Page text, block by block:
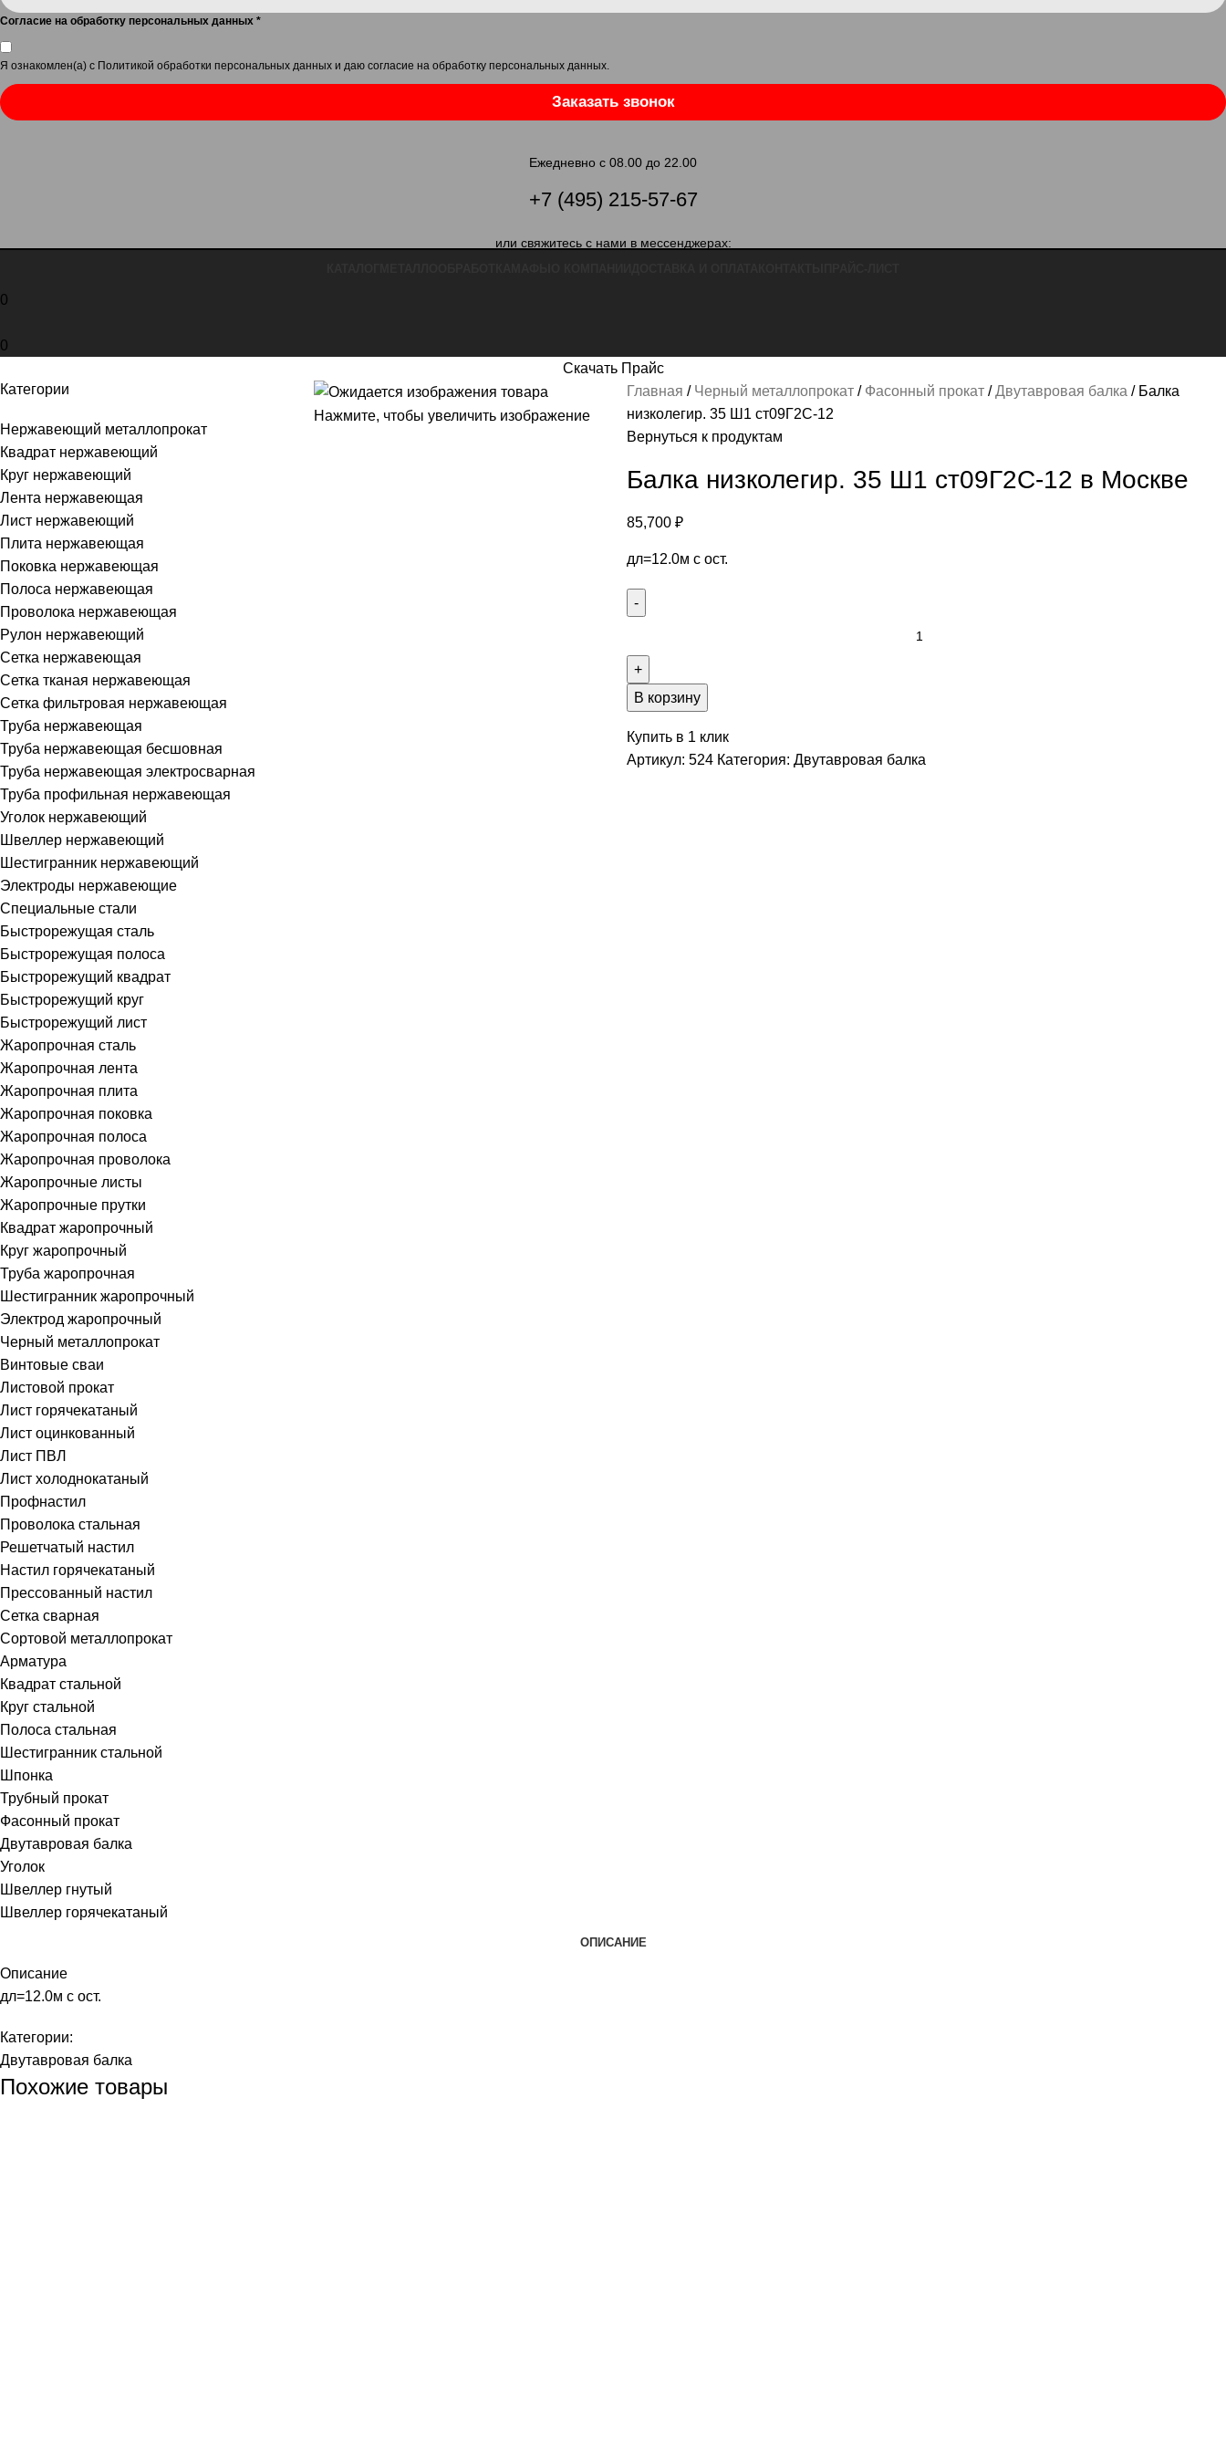
Согласие на обработку персональных данных *
Я ознакомлен(а) с Политикой обработки персональных данных и даю согласие на обработку персональных данных
Заказать звонок
Ежедневно с 08.00 до 22.00
+7 (495) 215-57-67
или свяжитесь с нами в мессенджерах:
0
0
Скачать Прайс
Категории
Нержавеющий металлопрокат
Квадрат нержавеющий
Круг нержавеющий
Лента нержавеющая
Лист нержавеющий
Плита нержавеющая
Поковка нержавеющая
Полоса нержавеющая
Проволока нержавеющая
Рулон нержавеющий
Сетка нержавеющая
Сетка тканая нержавеющая
Сетка фильтровая нержавеющая
Труба нержавеющая
Труба нержавеющая бесшовная
Труба нержавеющая электросварная
Труба профильная нержавеющая
Уголок нержавеющий
Швеллер нержавеющий
Шестигранник нержавеющий
Электроды нержавеющие
Специальные стали
Быстрорежущая сталь
Быстрорежущая полоса
Быстрорежущий квадрат
Быстрорежущий круг
Быстрорежущий лист
Жаропрочная сталь
Жаропрочная лента
Жаропрочная плита
Жаропрочная поковка
Жаропрочная полоса
Жаропрочная проволока
Жаропрочные листы
Жаропрочные прутки
Квадрат жаропрочный
Круг жаропрочный
Труба жаропрочная
Шестигранник жаропрочный
Электрод жаропрочный
Черный металлопрокат
Винтовые сваи
Листовой прокат
Лист горячекатаный
Лист оцинкованный
Лист ПВЛ
Лист холоднокатаный
Профнастил
Проволока стальная
Решетчатый настил
Настил горячекатаный
Прессованный настил
Сетка сварная
Сортовой металлопрокат
Арматура
Квадрат стальной
Круг стальной
Полоса стальная
Шестигранник стальной
Шпонка
Трубный прокат
Фасонный прокат
Двутавровая балка
Уголок
Швеллер гнутый
Швеллер горячекатаный
Нажмите, чтобы увеличить изображение
Главная Черный металлопрокат Фасонный прокат Двутавровая балка
Балка
низколегир. 35 Ш1 ст09Г2С-12
Вернуться к продуктам
Балка низколегир. 35 Ш1 ст09Г2С-12 в Москве
85,700 ₽
дл=12.0м с ост.
В корзину
Купить в 1 клик
Артикул: 524 Категория: Двутавровая балка
ОПИСАНИЕ
Описание
дл=12.0м с ост.
Категории:
Двутавровая балка
Похожие товары